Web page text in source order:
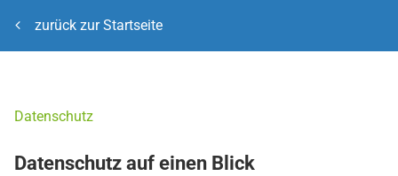
zurück zur Startseite
Datenschutz
Datenschutz auf einen Blick